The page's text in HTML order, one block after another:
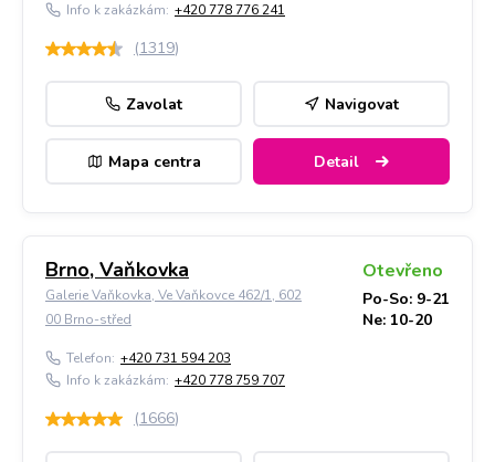
Info k zakázkám: +420 778 776 241
(1319)
Zavolat Navigovat
Mapa centra Detail
Brno, Vaňkovka
Galerie Vaňkovka, Ve Vaňkovce 462/1, 602
00 Brno-střed
Otevřeno
Po-So: 9-21
Ne: 10-20
Telefon: +420 731 594 203
Info k zakázkám: +420 778 759 707
(1666)